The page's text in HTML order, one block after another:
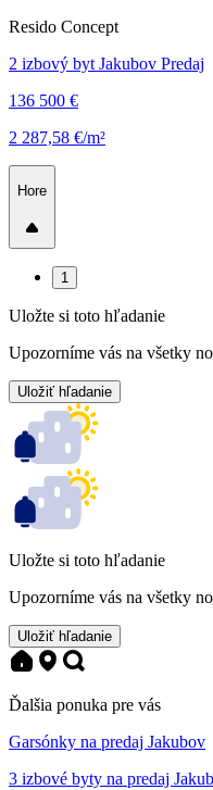
Resido Concept
2 izbový byt Jakubov Predaj
136 500 €
2 287,58 €/m²
Hore
1
Uložte si toto hľadanie
Upozorníme vás na všetky
Uložiť hľadanie
Uložte si toto hľadanie
Upozorníme vás na všetky
Uložiť hľadanie
Ďalšia ponuka pre vás
Garsónky na predaj Jakubov
3 izbové byty na predaj